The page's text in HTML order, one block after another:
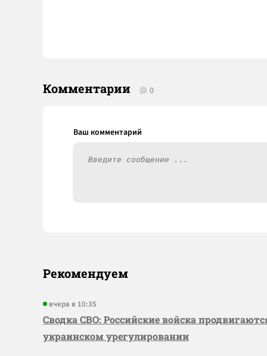
Комментарии 0
Рекомендуем
вчера в 10:35
Сводка СВО: Российские войска
украинском урегулировании